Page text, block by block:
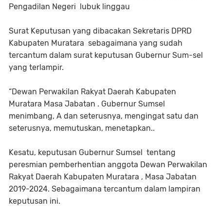
Pengadilan Negeri lubuk linggau
Surat Keputusan yang dibacakan Sekretaris DPRD
Kabupaten Muratara sebagaimana yang sudah
tercantum dalam surat keputusan Gubernur Sum-sel
yang terlampir.
“Dewan Perwakilan Rakyat Daerah Kabupaten
Muratara Masa Jabatan . Gubernur Sumsel
menimbang, A dan seterusnya, mengingat satu dan
seterusnya, memutuskan, menetapkan..
Kesatu, keputusan Gubernur Sumsel tentang
peresmian pemberhentian anggota Dewan Perwakilan
Rakyat Daerah Kabupaten Muratara , Masa Jabatan
2019-2024. Sebagaimana tercantum dalam lampiran
keputusan ini.